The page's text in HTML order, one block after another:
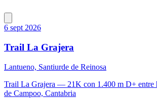
6 sept 2026
Trail La Grajera
Lantueno, Santiurde de Reinosa
Trail La Grajera — 21K con 1.400 m D+ entre
de Campoo, Cantabria